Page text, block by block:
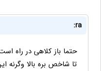
ra:
حتما باز کلاهی در راه
تا شاخص بره بالا